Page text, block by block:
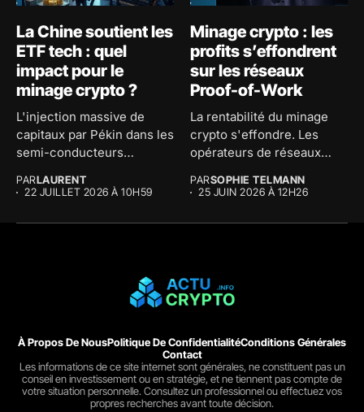
La Chine soutient les
ETF tech : quel
impact pour le
minage crypto ?
L'injection massive de
capitaux par Pékin dans les
semi-conducteurs
PARLAURENT
22 JUILLET 2026 À 10H59
Minage crypto : les
profits s’effondrent
sur les réseaux
Proof-of-Work
La rentabilité du minage
crypto s'effondre. Les
opérateurs de réseaux
PARSOPHIE TELMANN
25 JUIN 2026 À 12H26
À Propos De NousPolitique De ConfidentialitéConditions Générales
Contact
Les informations de ce site internet sont générales, ne constituent pas un
conseil en investissement ou en stratégie, et ne tiennent pas compte de
votre situation personnelle. Consultez un professionnel ou effectuez vos
propres recherches avant toute décision.